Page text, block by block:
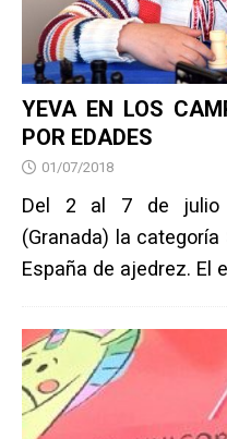
YEVA EN LOS
POR EDADES
01/07/2018
Del 2 al 7 de julio
(Granada) la
España de ajedrez. El